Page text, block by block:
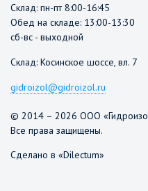
Склад: пн-пт 8:00-16:45
Обед на складе: 13:00-13:30
сб-вс - выходной
Склад: Косинское шоссе, вл. 7
gidroizol@gidroizol.ru
© 2014 – 2026 ООО
Все права защищены.
Сделано в «Dilectum»